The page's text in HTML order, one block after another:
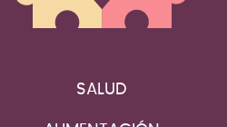
SALUD